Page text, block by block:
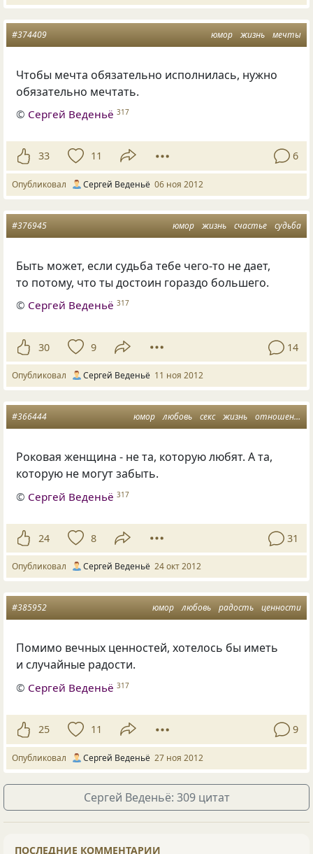
юмор жизнь мечты
#374409
Чтобы мечта обязательно исполнилась, нужно
обязательно мечтать.
© Сергей Веденьё 317
33 11 6
Опубликовал Сергей Веденьё 06 ноя 2012
юмор жизнь счастье судьба
#376945
Быть может, если судьба тебе чего-то не дает,
то потому, что ты достоин гораздо большего.
© Сергей Веденьё 317
30 9 14
Опубликовал Сергей Веденьё 11 ноя 2012
юмор любовь секс жизнь отношения
#366444
Роковая женщина - не та, которую любят. А та,
которую не могут забыть.
© Сергей Веденьё 317
24 8 31
Опубликовал Сергей Веденьё 24 окт 2012
юмор любовь радость ценности
#385952
Помимо вечных ценностей, хотелось бы иметь
и случайные радости.
© Сергей Веденьё 317
25 11 9
Опубликовал Сергей Веденьё 27 ноя 2012
Сергей Веденьё: 309 цитат
ПОСЛЕДНИЕ КОММЕНТАРИИ